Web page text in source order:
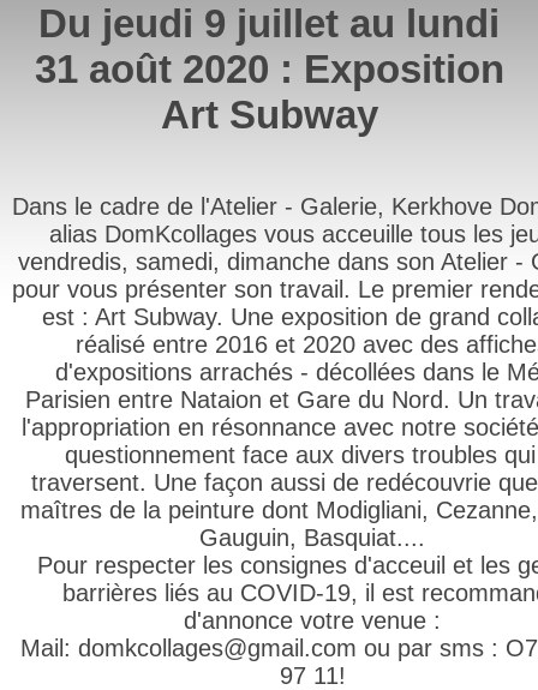
Du jeudi 9 juillet au lundi
31 août 2020 : Exposition
Art Subway
Dans le cadre de l'Atelier - Galerie, Kerkhove
alias DomKcollages vous acceuille tous les
vendredis, samedi, dimanche dans son Atelier -
pour vous présenter son travail. Le premier
est : Art Subway. Une exposition de grand
réalisé entre 2016 et 2020 avec des
d'expositions arrachés - décollées dans le
Parisien entre Nataion et Gare du Nord. Un
l'appropriation en résonnance avec notre
questionnement face aux divers troubles
traversent. Une façon aussi de redécouvrie
maîtres de la peinture dont Modigliani,
Gauguin, Basquiat....
Pour respecter les consignes d'acceuil et les
barrières liés au COVID-19, il est
d'annonce votre venue :
Mail: domkcollages@gmail.com ou par sms :
97 11!